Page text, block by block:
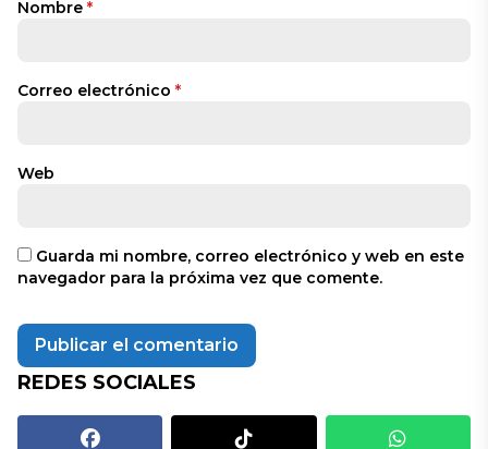
Nombre *
Correo electrónico *
Web
Guarda mi nombre, correo electrónico y web en este
navegador para la próxima vez que comente.
REDES SOCIALES